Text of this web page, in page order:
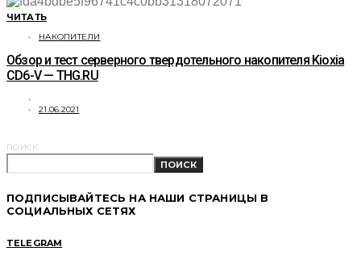
ЧИТАТЬ
НАКОПИТЕЛИ
Обзор и тест серверного твердотельного накопителя Kioxia
CD6-V — THG.RU
21.06.2021
ПОИСК
ПОИСК
ПОДПИСЫВАЙТЕСЬ НА НАШИ СТРАНИЦЫ В
СОЦИАЛЬНЫХ СЕТЯХ
TELEGRAM